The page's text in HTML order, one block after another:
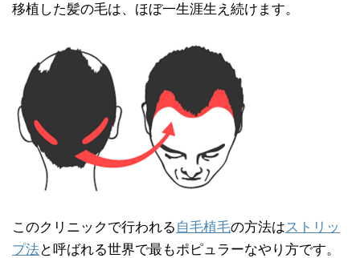
移植した髪の毛は、ほぼ一生涯生え続けます。
このクリニックで行われる 自毛植毛の方法は ストリッ
プ法と呼ばれる世界で最もポピュラーなやり方です。